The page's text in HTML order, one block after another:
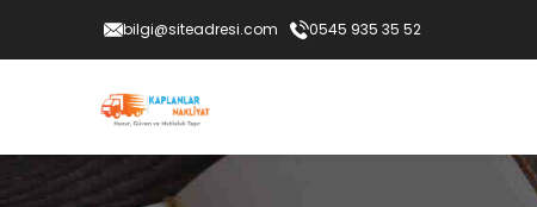
bilgi@siteadresi.com 0545 935 35 52